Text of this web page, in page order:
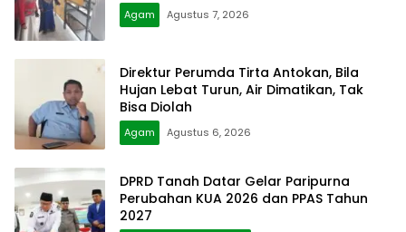
Agam Agustus 7, 2026
Direktur Perumda Tirta Antokan, Bila
Hujan Lebat Turun, Air Dimatikan, Tak
Bisa Diolah
Agam Agustus 6, 2026
DPRD Tanah Datar Gelar Paripurna
Perubahan KUA 2026 dan PPAS Tahun
2027